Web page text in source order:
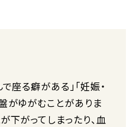
座る癖がある」「妊娠・
がゆがむことがありま
下がってしまったり、血